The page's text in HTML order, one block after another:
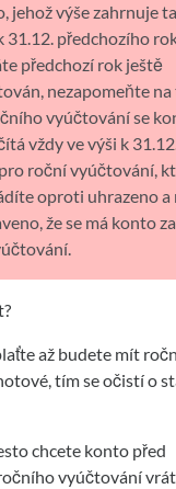
jehož výše zahrnuje
31.12. předchozího
předchozí rok ještě
nezapomeňte na
vyúčtování se
vždy ve výši k
roční vyúčtování,
oproti uhrazeno a
že se má konto
až budete mít
tím se očistí o
chcete konto před
vyúčtování